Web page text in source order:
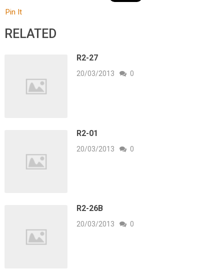
Pin It
RELATED
R2-27
20/03/2013 0
R2-01
20/03/2013 0
R2-26B
20/03/2013 0